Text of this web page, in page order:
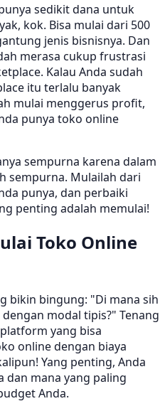
sedikit dana untuk
kok. Bisa mulai dari 500
jenis bisnisnya. Dan
merasa cukup frustrasi
Kalau Anda sudah
itu terlalu banyak
mulai menggerus profit,
punya toko online
sempurna karena dalam
sempurna. Mulailah dari
punya, dan perbaiki
penting adalah memulai!
Toko Online
bikin bingung: "Di mana sih
modal tipis?" Tenang
yang bisa
online dengan biaya
Yang penting, Anda
dan mana yang paling
Anda.